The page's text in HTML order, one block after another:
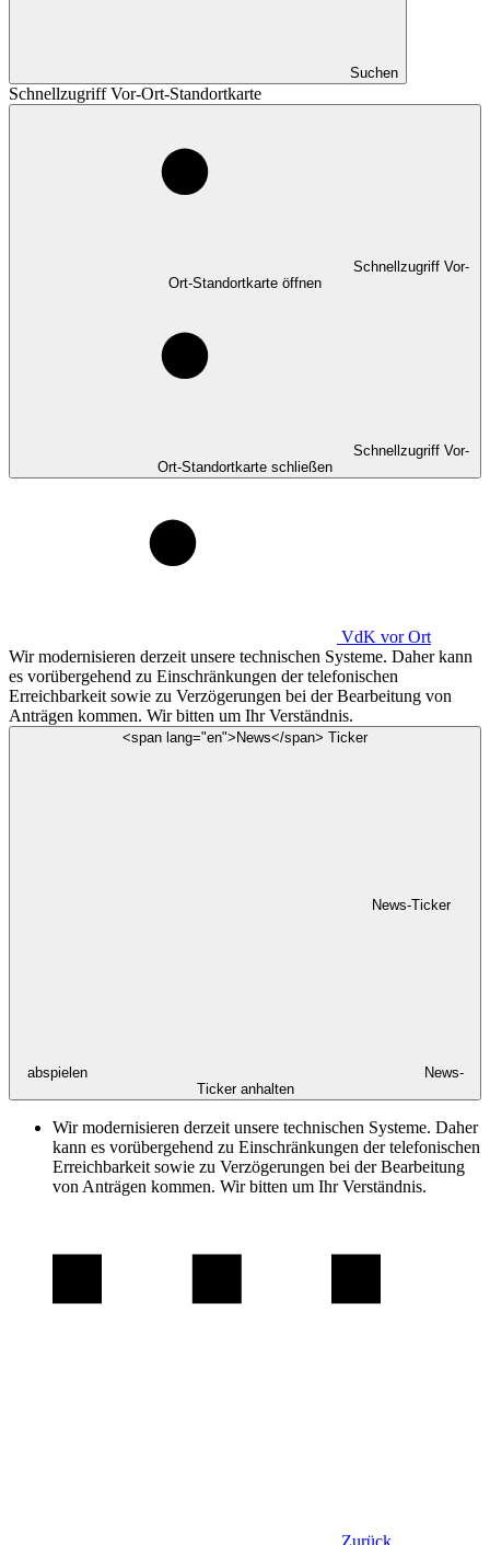
Suchen
Schnellzugriff Vor-Ort-Standortkarte
Schnellzugriff Vor-
Ort-Standortkarte öffnen
Schnellzugriff Vor-
Ort-Standortkarte schließen
VdK vor Ort
Wir modernisieren derzeit unsere technischen Systeme. Daher kann
es vorübergehend zu Einschränkungen der telefonischen
Erreichbarkeit sowie zu Verzögerungen bei der Bearbeitung von
Anträgen kommen. Wir bitten um Ihr Verständnis.
<span lang="en">News</span> Ticker
News-Ticker
abspielen
News-
Ticker anhalten
Wir modernisieren derzeit unsere technischen Systeme. Daher
kann es vorübergehend zu Einschränkungen der telefonischen
Erreichbarkeit sowie zu Verzögerungen bei der Bearbeitung
von Anträgen kommen. Wir bitten um Ihr Verständnis.
Zurück